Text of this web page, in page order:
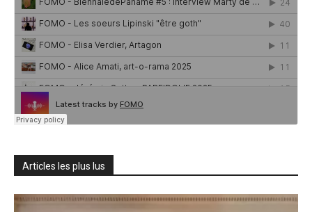
Articles les plus lus